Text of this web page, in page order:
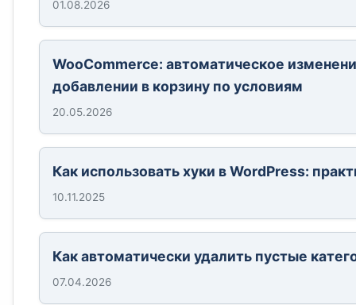
01.08.2026
WooCommerce: автоматическое
добавлении в корзину по условиям
20.05.2026
Как использовать хуки в WordPress:
10.11.2025
Как автоматически удалить пустые
07.04.2026